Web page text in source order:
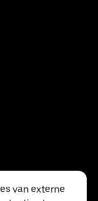
van externe